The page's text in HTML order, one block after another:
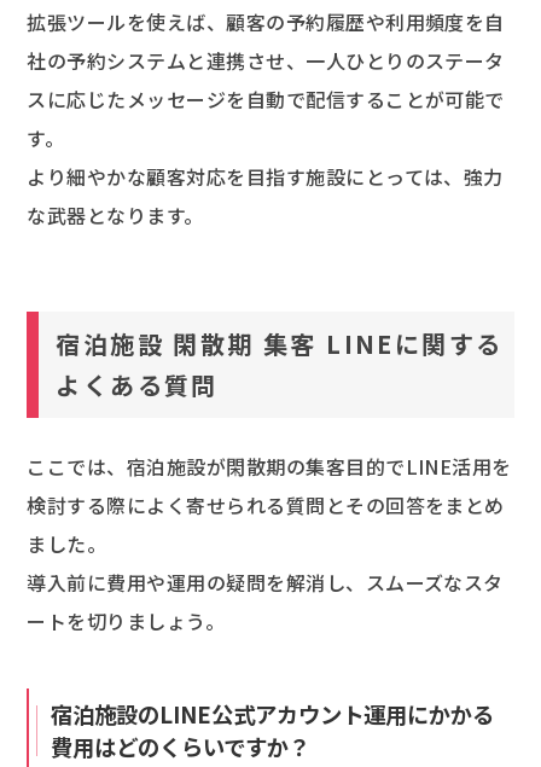
拡張ツールを使えば、顧客の予約履歴や利用頻度を自
社の予約システムと連携させ、一人ひとりのステータ
スに応じたメッセージを自動で配信することが可能で
す。
より細やかな顧客対応を目指す施設にとっては、強力
な武器となります。
宿泊施設 閑散期 集客 LINEに関する
よくある質問
ここでは、宿泊施設が閑散期の集客目的でLINE活用を
検討する際によく寄せられる質問とその回答をまとめ
ました。
導入前に費用や運用の疑問を解消し、スムーズなスタ
ートを切りましょう。
宿泊施設のLINE公式アカウント運用にかかる
費用はどのくらいですか？